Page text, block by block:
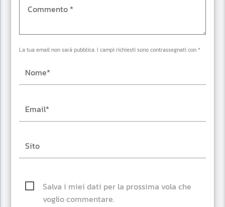
La tua email non sarà pubblica. I campi richiesti sono contrassegnati con *
Salva i miei dati per la prossima vola che
voglio commentare.